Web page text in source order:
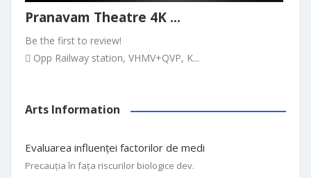
Pranavam Theatre 4K ...
Be the first to review!
Opp Railway station, VHMV+QVP, K...
Arts Information
Evaluarea influenței factorilor de medi
Precauția în fața riscurilor biologice dev.